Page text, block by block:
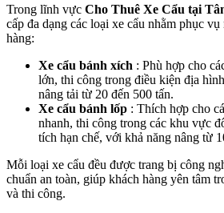
Trong lĩnh vực Cho Thuê Xe Cẩu tại
cấp đa dạng các loại xe cẩu nhằm phục
hàng:
Xe cẩu bánh xích : Phù hợp cho
lớn, thi công trong điều kiện địa
nâng tải từ 20 đến 500 tấn.
Xe cẩu bánh lốp : Thích hợp cho
nhanh, thi công trong các khu vực
tích hạn chế, với khả năng nâng từ
Mỗi loại xe cẩu đều được trang bị công
chuẩn an toàn, giúp khách hàng yên tâm
và thi công.